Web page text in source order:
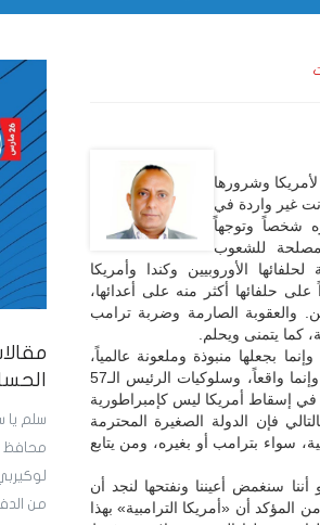
سلم
محافظ
من
لأمريكا وشرورها
غير واردة في
شخصاً وتوجهاً
مصلحة للشعوب
الأوروبيين وكندا وأمريكا
حلفائها أكثر منه على أعدائها،
والعقوبة الصارمة وضربة ترامب
كما يتمنى ويحلم.
بجعلها منبوذة وملعونة عالمياً،
فسقوط أمريكا كإمبراطورية قد بدأ، ليس تكهناً وليس تخميناً، وإنما واقعاً، وسلوكيات الرئيس الـ57
في إسقاط أمريكا ليس كإمبراطورية
فإن الدولة الصغيرة المحترمة
سواء بترامب أو بغيره، ومن يتابع
سنغمض أعيننا ونفتحها لنجد أن
أن «أمريكا الترامبية» بهذا